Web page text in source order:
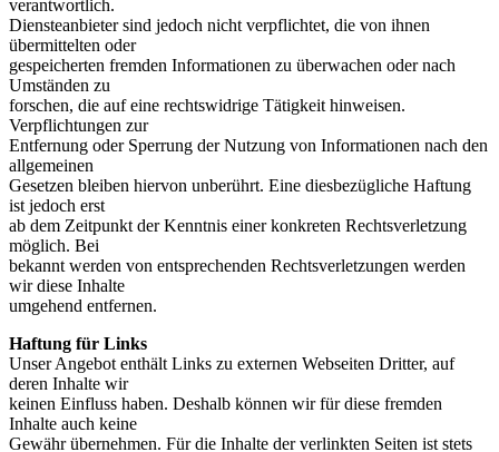
verantwortlich.
Diensteanbieter sind jedoch nicht verpflichtet, die von ihnen
übermittelten oder
gespeicherten fremden Informationen zu überwachen oder nach
Umständen zu
forschen, die auf eine rechtswidrige Tätigkeit hinweisen.
Verpflichtungen zur
Entfernung oder Sperrung der Nutzung von Informationen nach den
allgemeinen
Gesetzen bleiben hiervon unberührt. Eine diesbezügliche Haftung
ist jedoch erst
ab dem Zeitpunkt der Kenntnis einer konkreten Rechtsverletzung
möglich. Bei
bekannt werden von entsprechenden Rechtsverletzungen werden
wir diese Inhalte
umgehend entfernen.
Haftung für Links
Unser Angebot enthält Links zu externen Webseiten Dritter, auf
deren Inhalte wir
keinen Einfluss haben. Deshalb können wir für diese fremden
Inhalte auch keine
Gewähr übernehmen. Für die Inhalte der verlinkten Seiten ist stets